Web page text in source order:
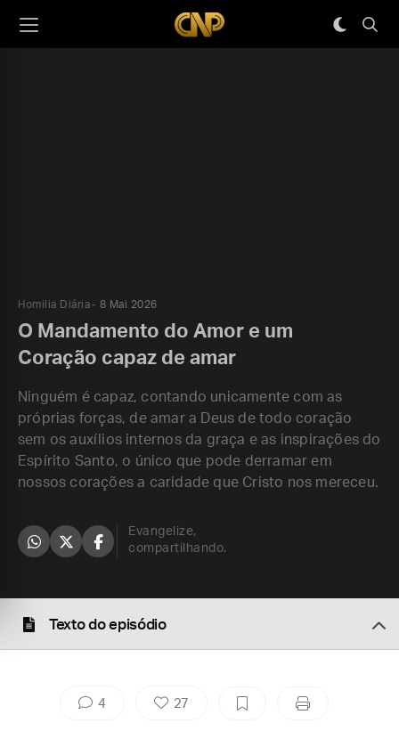
Homilia Diária 8 Mai 2026
O Mandamento do Amor e um
Coração capaz de amar
Ninguém é capaz, contando unicamente com as
próprias forças, de amar a Deus de todo coração
sem os auxílios internos da graça e as inspirações do
Espírito Santo, o único que pode derramar em
nossos corações a caridade que Cristo nos mereceu.
Evangelize,
compartilhando.
Texto do episódio
4 27